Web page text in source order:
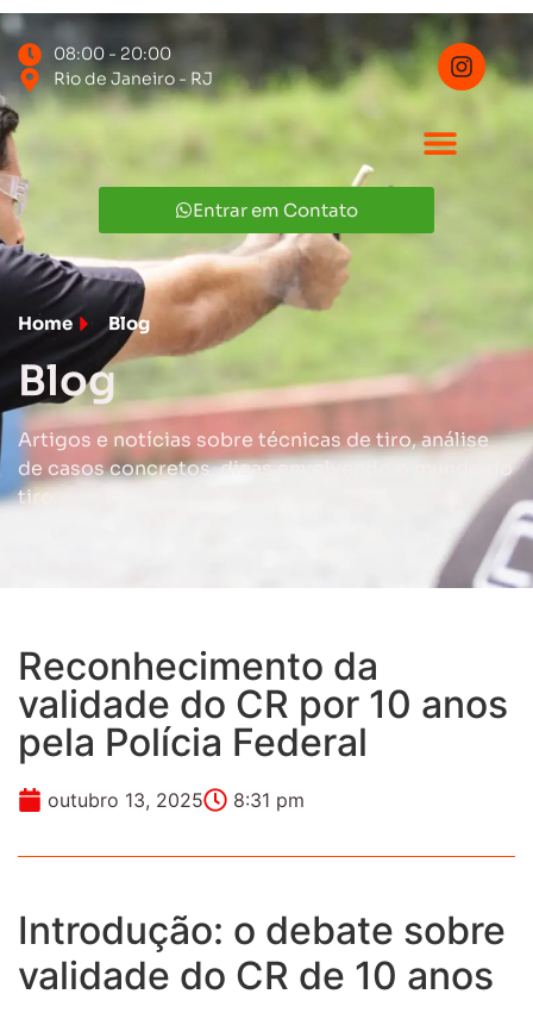
08:00 - 20:00
Rio de Janeiro - RJ
Entrar em Contato
Home Blog
Blog
Artigos e notícias sobre técnicas de tiro, análise
de casos concretos, dicas envolvendo o mundo do
tiro.
Reconhecimento da
validade do CR por 10 anos
pela Polícia Federal
outubro 13, 2025 8:31 pm
Introdução: o debate sobre
validade do CR de 10 anos